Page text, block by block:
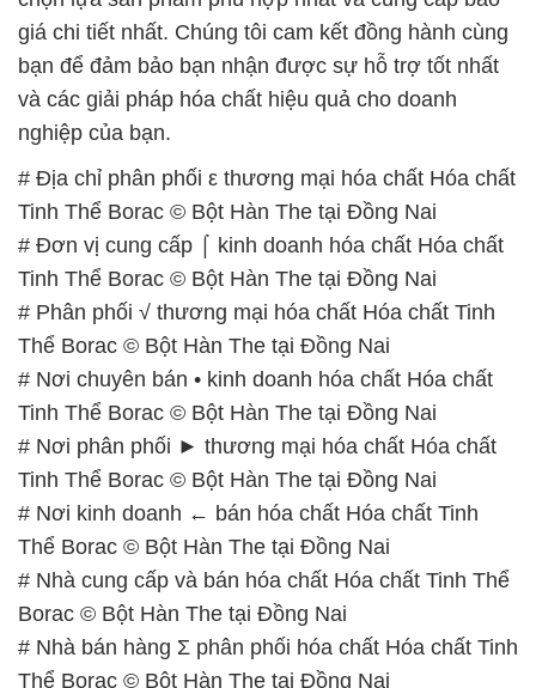
# Địa chỉ phân phối ε thương mại hóa chất Hóa chất
Tinh Thể Borac © Bột Hàn The tại Đồng Nai
# Đơn vị cung cấp ⌠ kinh doanh hóa chất Hóa chất
Tinh Thể Borac © Bột Hàn The tại Đồng Nai
# Phân phối √ thương mại hóa chất Hóa chất Tinh
Thể Borac © Bột Hàn The tại Đồng Nai
# Nơi chuyên bán • kinh doanh hóa chất Hóa chất
Tinh Thể Borac © Bột Hàn The tại Đồng Nai
# Nơi phân phối ► thương mại hóa chất Hóa chất
Tinh Thể Borac © Bột Hàn The tại Đồng Nai
# Nơi kinh doanh ← bán hóa chất Hóa chất Tinh
Thể Borac © Bột Hàn The tại Đồng Nai
# Nhà cung cấp và bán hóa chất Hóa chất Tinh Thể
Borac © Bột Hàn The tại Đồng Nai
# Nhà bán hàng Σ phân phối hóa chất Hóa chất Tinh
Thể Borac © Bột Hàn The tại Đồng Nai
# Phân phối và thương mại hóa chất Hóa chất Tinh
Thể Borac © Bột Hàn The tại Đồng Nai
# Nơi phân phối → thương mại hóa chất Hóa chất
Tinh Thể Borac © Bột Hàn The tại Đồng Nai